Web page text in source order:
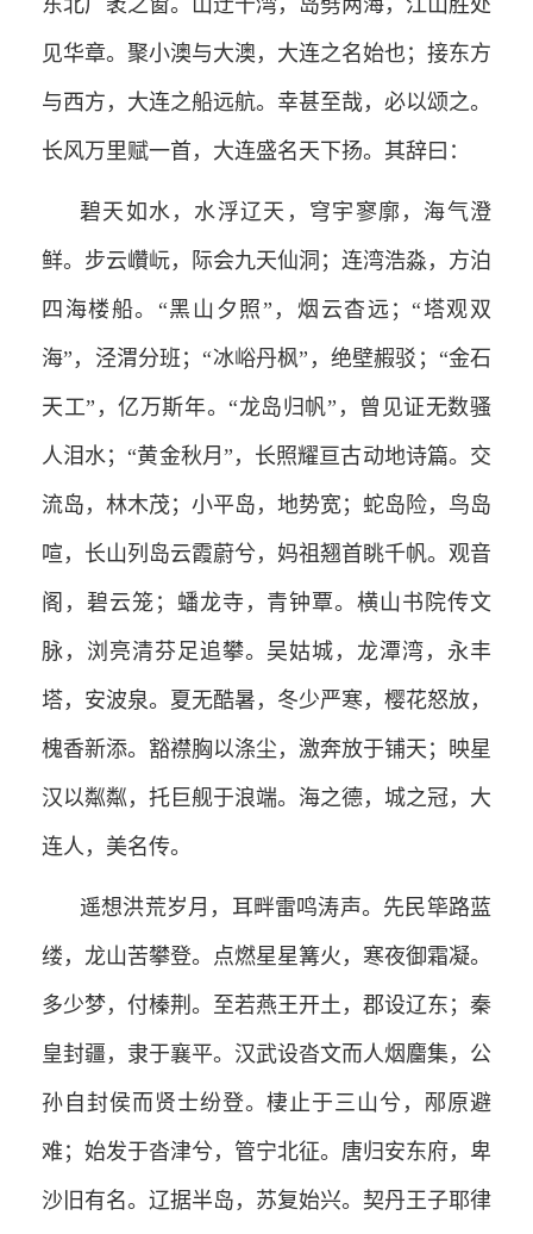
见华章。聚小澳与大澳，大连之名始也；接东方
与西方，大连之船远航。幸甚至哉，必以颂之。
长风万里赋一首，大连盛名天下扬。其辞曰：
碧天如水，水浮辽天，穹宇寥廓，海气澄
鲜。步云巑岏，际会九天仙洞；连湾浩淼，方泊
四海楼船。“黑山夕照”，烟云杳远；“塔观双
海”，泾渭分班；“冰峪丹枫”，绝壁赮驳；“金石
天工”，亿万斯年。“龙岛归帆”，曾见证无数骚
人泪水；“黄金秋月”，长照耀亘古动地诗篇。交
流岛，林木茂；小平岛，地势宽；蛇岛险，鸟岛
喧，长山列岛云霞蔚兮，妈祖翘首眺千帆。观音
阁，碧云笼；蟠龙寺，青钟覃。横山书院传文
脉，浏亮清芬足追攀。吴姑城，龙潭湾，永丰
塔，安波泉。夏无酷暑，冬少严寒，樱花怒放，
槐香新添。豁襟胸以涤尘，激奔放于铺天；映星
汉以粼粼，托巨舰于浪端。海之德，城之冠，大
连人，美名传。
遥想洪荒岁月，耳畔雷鸣涛声。先民筚路蓝
缕，龙山苦攀登。点燃星星篝火，寒夜御霜凝。
多少梦，付榛荆。至若燕王开土，郡设辽东；秦
皇封疆，隶于襄平。汉武设沓文而人烟麕集，公
孙自封侯而贤士纷登。棲止于三山兮，邴原避
难；始发于沓津兮，管宁北征。唐归安东府，卑
沙旧有名。辽据半岛，苏复始兴。契丹王子耶律